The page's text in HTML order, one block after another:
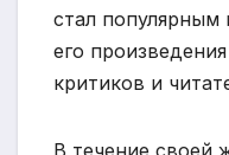
стал
его
критиков и
В течение своей